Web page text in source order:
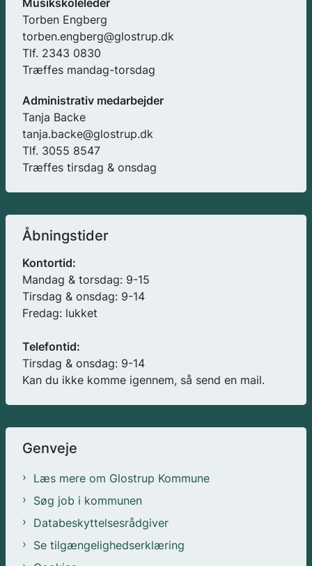
Torben Engberg
torben.engberg@glostrup.dk
Tlf. 2343 0830
Træffes mandag-torsdag
Administrativ medarbejder
Tanja Backe
tanja.backe@glostrup.dk
Tlf. 3055 8547
Træffes tirsdag & onsdag
Åbningstider
Kontortid:
Mandag & torsdag: 9-15
Tirsdag & onsdag: 9-14
Fredag: lukket
Telefontid:
Tirsdag & onsdag: 9-14
Kan du ikke komme igennem, så send en mail.
Genveje
Læs mere om Glostrup Kommune
Søg job i kommunen
Databeskyttelsesrådgiver
Se tilgængelighedserklæring